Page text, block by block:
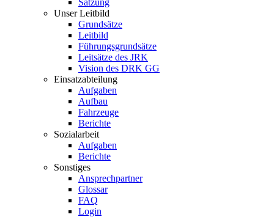
Satzung
Unser Leitbild
Grundsätze
Leitbild
Führungsgrundsätze
Leitsätze des JRK
Vision des DRK GG
Einsatzabteilung
Aufgaben
Aufbau
Fahrzeuge
Berichte
Sozialarbeit
Aufgaben
Berichte
Sonstiges
Ansprechpartner
Glossar
FAQ
Login